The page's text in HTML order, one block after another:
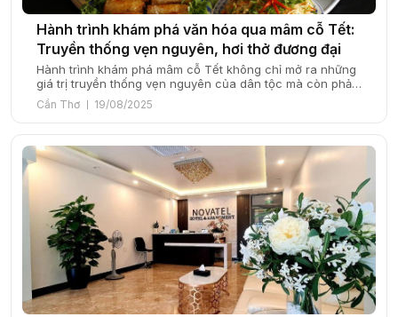
Hành trình khám phá văn hóa qua mâm cỗ Tết:
Truyền thống vẹn nguyên, hơi thở đương đại
Hành trình khám phá mâm cỗ Tết không chỉ mở ra những
giá trị truyền thống vẹn nguyên của dân tộc mà còn phản
ánh hơi thở đương đại trong từng món ăn. Mâm cỗ Tết –
Hành trình gói trọn văn hóa và ký ức Mâm cỗ Tết không
chỉ đơn thuần là nơi […]
Cần Thơ 19/08/2025